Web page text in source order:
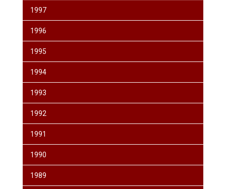
1997
1996
1995
1994
1993
1992
1991
1990
1989